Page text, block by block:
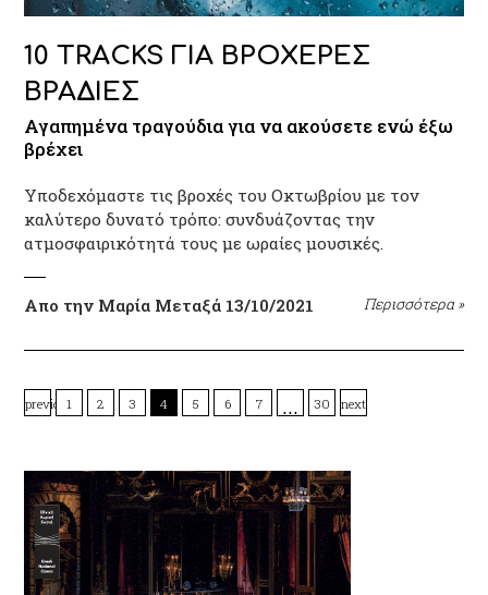
10 TRACKS ΓΙΑ ΒΡΟΧΕΡΕΣ
ΒΡΑΔΙΕΣ
Αγαπημένα τραγούδια για να ακούσετε ενώ έξω
βρέχει
Υποδεχόμαστε τις βροχές του Οκτωβρίου με τον
καλύτερο δυνατό τρόπο: συνδυάζοντας την
ατμοσφαιρικότητά τους με ωραίες μουσικές.
Απο την Μαρία Μεταξά 13/10/2021 Περισσότερα »
previous
1 2 3 4 5 6 7 … 30 next